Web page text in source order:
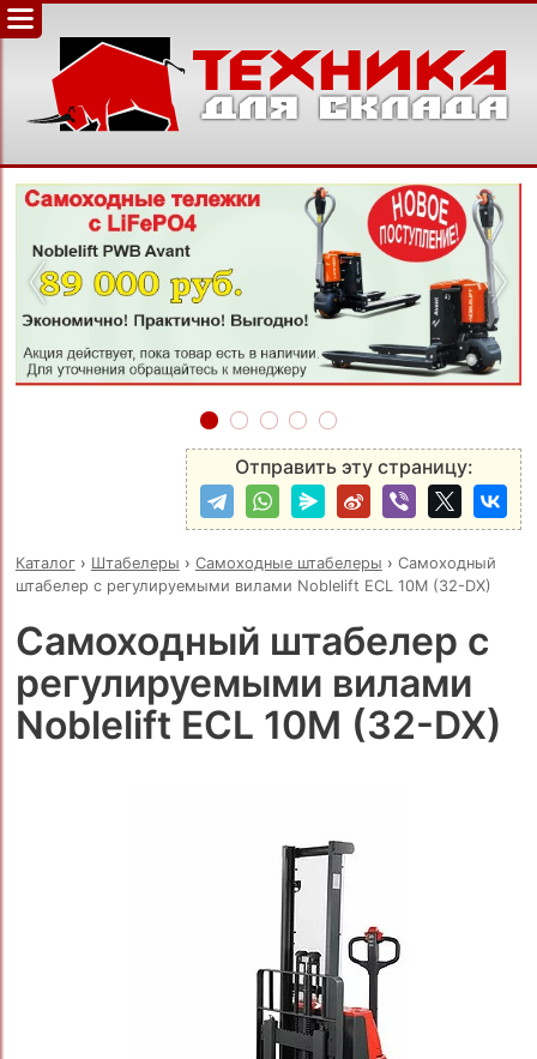
‹ ›
Отправить эту страницу:
Каталог› Штабелеры › Самоходные штабелеры › Самоходный
штабелер с регулируемыми вилами Noblelift ECL 10M (32-DX)
Самоходный штабелер с
регулируемыми вилами
Noblelift ECL 10M (32-DX)